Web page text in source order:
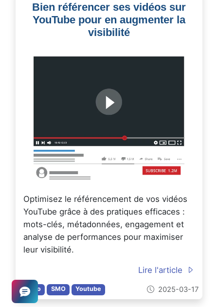
Bien référencer ses vidéos sur
YouTube pour en augmenter la
visibilité
Optimisez le référencement de vos vidéos
YouTube grâce à des pratiques efficaces :
mots-clés, métadonnées, engagement et
analyse de performances pour maximiser
leur visibilité.
Lire l'article
Video SMO Youtube 2025-03-17